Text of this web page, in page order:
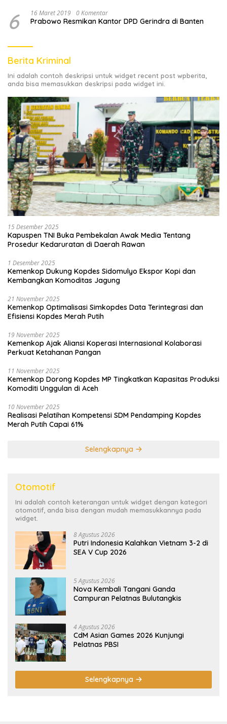
6 16 Maret 2019 0 Komentar
Prabowo Resmikan Kantor DPD Gerindra di Banten
Berita Kriminal
Ini adalah contoh deskripsi untuk widget recent post wpberita,
anda bisa memasukkan deskripsi pada widget ini.
15 Desember 2025
Kapuspen TNI Buka Pembekalan Awak Media Tentang
Prosedur Kedaruratan di Daerah Rawan
1 Desember 2025
Kemenkop Dukung Kopdes Sidomulyo Ekspor Kopi dan
Kembangkan Komoditas Jagung
21 November 2025
Kemenkop Optimalisasi Simkopdes Data Terintegrasi dan
Efisiensi Kopdes Merah Putih
19 November 2025
Kemenkop Ajak Aliansi Koperasi Internasional Kolaborasi
Perkuat Ketahanan Pangan
11 November 2025
Kemenkop Dorong Kopdes MP Tingkatkan Kapasitas Produksi
Komoditi Unggulan di Aceh
10 November 2025
Realisasi Pelatihan Kompetensi SDM Pendamping Kopdes
Merah Putih Capai 61%
Selengkapnya
Otomotif
Ini adalah contoh keterangan untuk widget dengan kategori
otomotif, anda bisa dengan mudah memasukkannya pada
widget.
8 Agustus 2026
Putri Indonesia Kalahkan Vietnam 3-2 di
SEA V Cup 2026
5 Agustus 2026
Nova Kembali Tangani Ganda
Campuran Pelatnas Bulutangkis
4 Agustus 2026
CdM Asian Games 2026 Kunjungi
Pelatnas PBSI
Selengkapnya